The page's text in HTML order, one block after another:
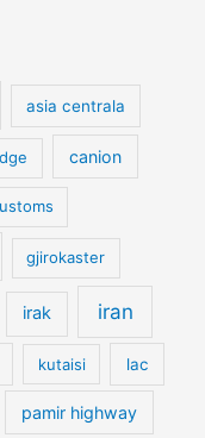
asia centrala
canion
gjirokaster
irak iran
kutaisi lac
pamir highway